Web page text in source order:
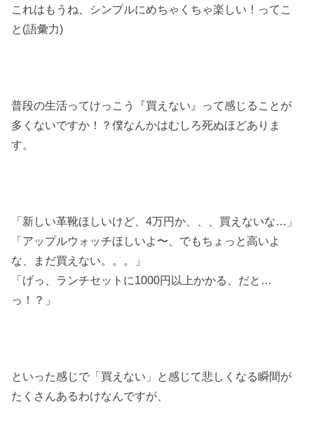
これはもうね、シンプルにめちゃくちゃ楽しい！ってこ
と(語彙力)
普段の生活ってけっこう『買えない』って感じることが
多くないですか！？僕なんかはむしろ死ぬほどありま
す。
「新しい革靴ほしいけど、4万円か、、、買えないな…」
「アップルウォッチほしいよ〜、でもちょっと高いよ
な、まだ買えない。。。」
「げっ、ランチセットに1000円以上かかる、だと…
っ！？」
といった感じで「買えない」と感じて悲しくなる瞬間が
たくさんあるわけなんですが、